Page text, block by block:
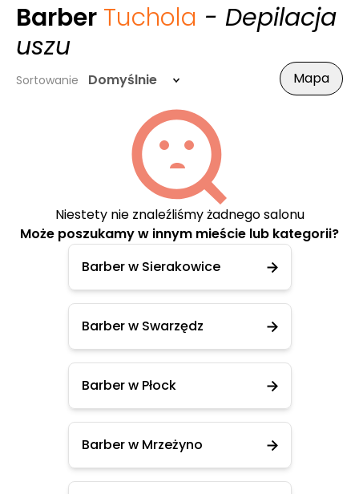
Barber Tuchola - Depilacja
uszu
Sortowanie Domyślnie Mapa
Niestety nie znaleźliśmy żadnego salonu
Może poszukamy w innym mieście lub kategorii?
Barber w Sierakowice
Barber w Swarzędz
Barber w Płock
Barber w Mrzeżyno